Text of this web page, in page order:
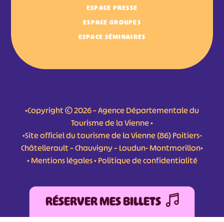
ESPACE PRESSE
ESPACE GROUPES
ESPACE SÉMINAIRES
•Copyright © 2026 – Agence Départementale du
Tourisme de la Vienne •
•Site officiel du tourisme de la Vienne (86) Poitiers-
Châtellerault – Chauvigny – Loudun- Montmorillon•
•Mentions légales•Politique de confidentialité
RÉSERVER MES BILLETS